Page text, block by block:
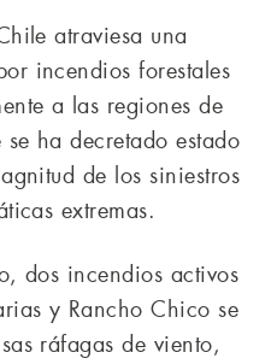
atraviesa una
incendios forestales
a las regiones de
ha decretado estado
de los siniestros
extremas.
dos incendios activos
y Rancho Chico se
ráfagas de viento,